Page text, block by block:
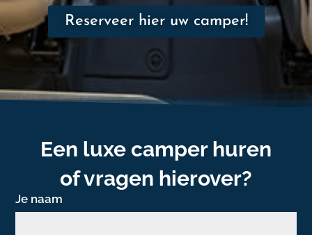
Reserveer hier uw camper!
Een luxe camper huren
of vragen hierover?
Je naam